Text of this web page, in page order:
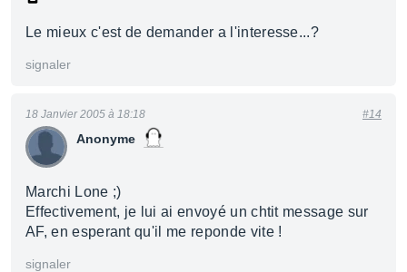
Le mieux c'est de demander a l'interesse...?
signaler
Anonyme
18 Janvier 2005 à 18:18 #14
Marchi Lone ;)
Effectivement, je lui ai envoyé un chtit message sur
AF, en esperant qu'il me reponde vite !
signaler